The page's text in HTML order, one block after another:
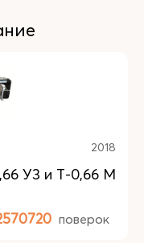
2018
У3 и Т-0,66 М
поверок